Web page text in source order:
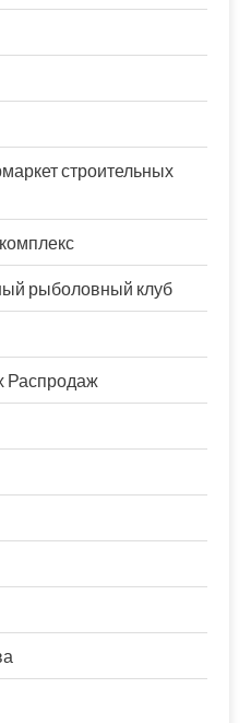
строительных
рыболовный клуб
Распродаж